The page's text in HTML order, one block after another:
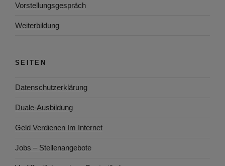
Vorstellungsgespräch
Weiterbildung
SEITEN
Datenschutzerklärung
Duale-Ausbildung
Geld Verdienen Im Internet
Jobs – Stellenangebote